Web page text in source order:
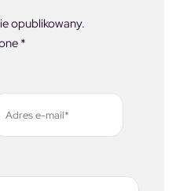
opublikowany.
*